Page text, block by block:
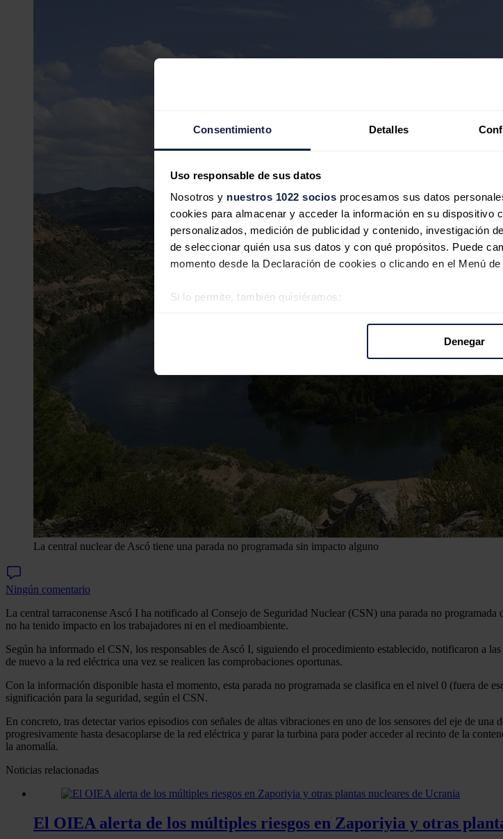
Consentimiento Detalles
Uso responsable de sus datos
Nosotros y nuestros 1022 socios procesamos sus datos
cookies para almacenar y acceder la información en su dispositivo
personalizados, medición de publicidad y contenido, investigación
de seleccionar quién usa sus datos y con qué propósitos. Puede
momento desde la Declaración de cookies o clicando en el Menú
Si lo permite, también quisiéramos:
Las cookies de este sitio web se usan para personalizar el
redes sociales, publicidad y análisis web, quienes pueden
que hayan recopilado a partir del uso que haya hecho de sus
Denegar
La central nuclear de Ascó tiene una parada no programada sin impacto alguno
Ningún comentario
La central tarraconense Ascó I ha notificado al Consejo de Seguridad Nuclear (CSN) una parada no
no ha tenido impacto en los trabajadores ni en el medioambiente.
Según ha informado el CSN, los responsables de Ascó I, siguiendo el procedimiento establecido, notificaron a
de nuevo a la red eléctrica una vez se realicen las comprobaciones oportunas.
Con la información disponible hasta el momento, esta parada no programada se clasifica en el nivel 0 (fuera de
significación para la seguridad, según el CSN.
En concreto, tras detectar varios episodios con señales de altas vibraciones en uno de los sensores del eje de
progresivamente hasta desacoplarse de la red eléctrica y parar la turbina para poder acceder al recinto de la
la anomalía.
Noticias relacionadas
El OIEA alerta de los múltiples riesgos en Zaporiyia y otras